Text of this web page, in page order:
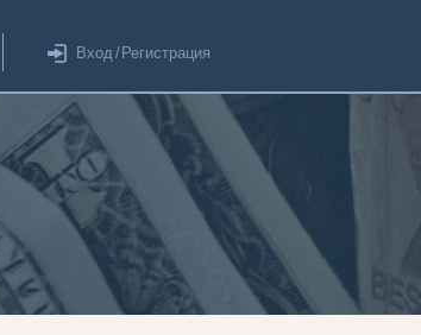
Вход/ Регистрация